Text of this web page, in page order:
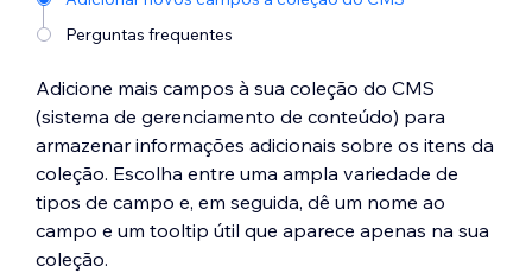
Perguntas frequentes
Adicione mais campos à sua coleção do CMS
(sistema de gerenciamento de conteúdo) para
armazenar informações adicionais sobre os itens da
coleção. Escolha entre uma ampla variedade de
tipos de campo e, em seguida, dê um nome ao
campo e um tooltip útil que aparece apenas na sua
coleção.